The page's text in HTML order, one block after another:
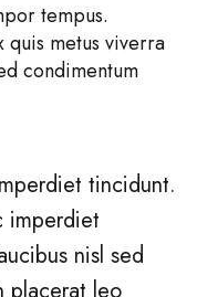
tempus.
metus viverra
condimentum
tincidunt.
imperdiet
nisl sed